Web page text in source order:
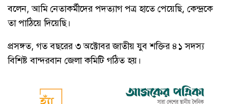
বলেন, আমি নেতাকর্মীদের পদত্যাগ পত্র হাতে পেয়েছি, কেন্দ্রকে
তা পাঠিয়ে দিয়েছি।
প্রসঙ্গত, গত বছরের ৩ অক্টোবর জাতীয় যুব শক্তির ৪১ সদস্য
বিশিষ্ট বান্দরবান জেলা কমিটি গঠিত হয়।